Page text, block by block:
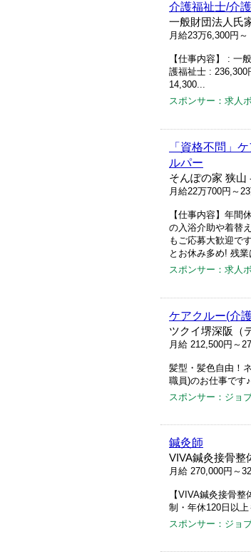
介護福祉士/介
一般財団法人氏
月給23万6,300円～
【仕事内容】 : 一
護福祉士 : 236,300
14,300...
スポンサー：求人
「資格不問」
ルパー
そんぽの家 狭山
月給22万700円～
【仕事内容】年間
の入浴介助や着替
もご応募大歓迎で
とお休み多め! 残
スポンサー：求人
ケアクルー(介
ツクイ堺深阪（
月給 212,500円～
髪型・髪色自由！
職員)のお仕事です♪
スポンサー：ジョ
鍼灸師
VIVA鍼灸接骨
月給 270,000円～
【VIVA鍼灸接骨
制・年休120日以
スポンサー：ジョ